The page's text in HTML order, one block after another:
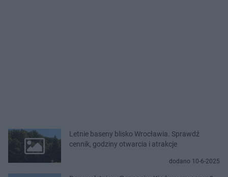
Letnie baseny blisko Wrocławia. Sprawdź
cennik, godziny otwarcia i atrakcje
dodano 10-6-2025